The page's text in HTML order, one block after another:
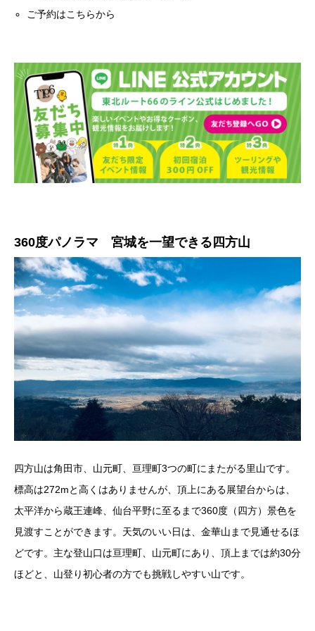
ご予約はこちらから
360度パノラマ 宮城を一望できる四方山
四方山は角田市、山元町、亘理町3つの町にまたがる里山です。
標高は272mと高くはありませんが、頂上にある展望台からは、
太平洋から蔵王連峰、仙台平野に至るまで360度（四方）景色を
見渡すことができます。天気のいい日は、金華山まで見通せるほ
どです。主な登山口は亘理町、山元町にあり、頂上までは約30分
ほどと、山登り初心者の方でも挑戦しやすい山です。